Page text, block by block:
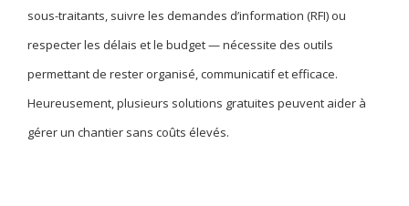
sous-traitants, suivre les demandes d’information (RFI) ou
respecter les délais et le budget — nécessite des outils
permettant de rester organisé, communicatif et efficace.
Heureusement, plusieurs solutions gratuites peuvent aider à
gérer un chantier sans coûts élevés.